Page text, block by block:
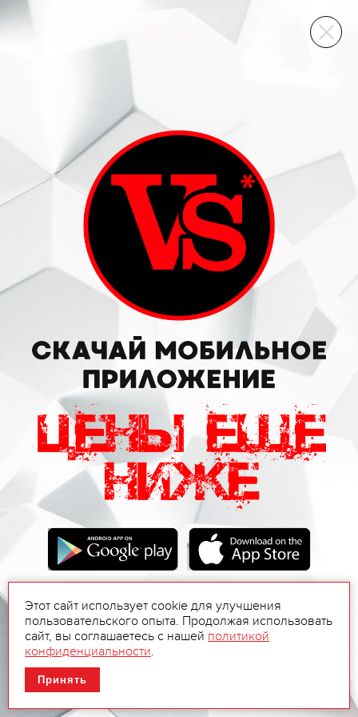
ВИННЫЙ СКЛАД
Этот сайт использует cookie для улучшения
пользовательского опыта. Продолжая использовать
сайт, вы соглашаетесь с нашей политикой
конфиденциальности.
Принять